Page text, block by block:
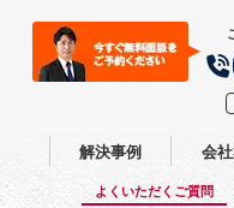
解決事例 会
よくいただくご質問